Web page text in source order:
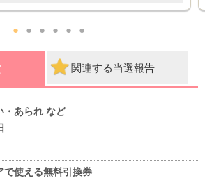
● ● ● ● ● ●
関連する当選報告
・あられ など
で使える無料引換券